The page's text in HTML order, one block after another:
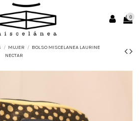
0
MUJER
BOLSO MISCELANEA LAURINE
NECTAR